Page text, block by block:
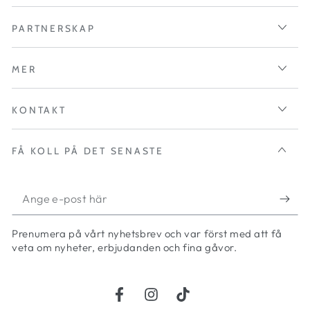
PARTNERSKAP
MER
KONTAKT
FÅ KOLL PÅ DET SENASTE
Ange
e-
post
Prenumera på vårt nyhetsbrev och var först med att få
veta om nyheter, erbjudanden och fina gåvor.
FacebookInstagramTikTok